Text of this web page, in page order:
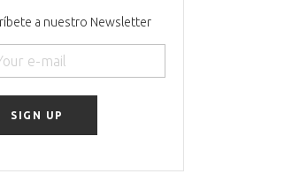
a nuestro Newsletter